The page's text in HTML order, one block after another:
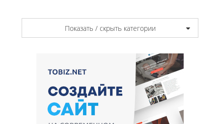
Показать / скрыть категории